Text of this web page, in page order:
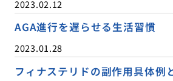
2023.02.12
AGA進行を遅らせる生活習慣
2023.01.28
フィナステリドの副作用具体例